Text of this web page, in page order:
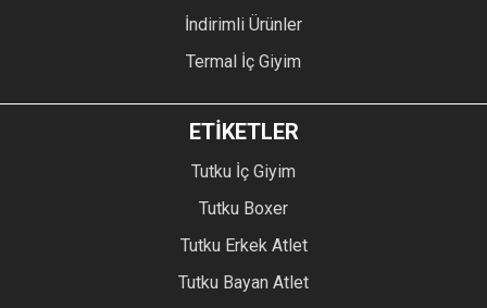
İndirimli Ürünler
Termal İç Giyim
ETİKETLER
Tutku İç Giyim
Tutku Boxer
Tutku Erkek Atlet
Tutku Bayan Atlet